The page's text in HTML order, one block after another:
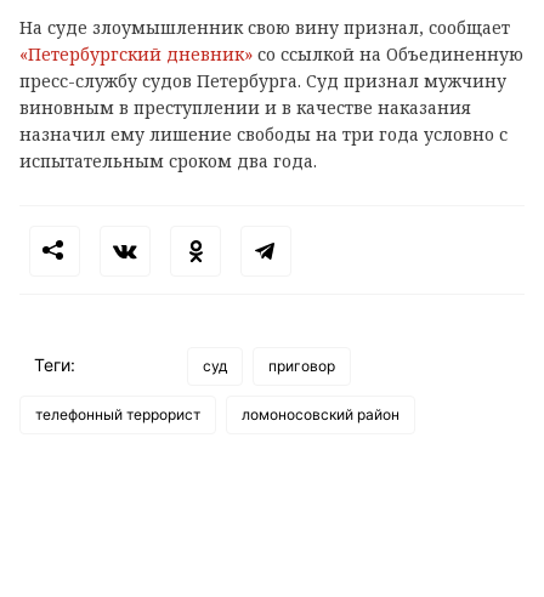
На суде злоумышленник свою вину признал, сообщает
«Петербургский дневник» со ссылкой на Объединенную
пресс-службу судов Петербурга. Суд признал мужчину
виновным в преступлении и в качестве наказания
назначил ему лишение свободы на три года условно с
испытательным сроком два года.
Теги: суд приговор
телефонный террорист ломоносовский район